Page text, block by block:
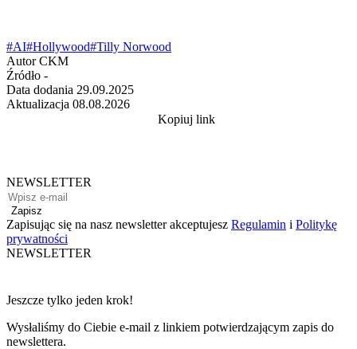
#AI#Hollywood#Tilly Norwood
Autor CKM
Źródło -
Data dodania 29.09.2025
Aktualizacja 08.08.2026
Kopiuj link
NEWSLETTER
Zapisz
Zapisując się na nasz newsletter akceptujesz Regulamin i Politykę
prywatności
NEWSLETTER
Jeszcze tylko jeden krok!
Wysłaliśmy do Ciebie e-mail z linkiem potwierdzającym zapis do
newslettera.